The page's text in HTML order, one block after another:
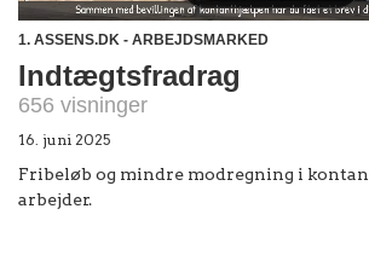
1. ASSENS.DK - ARBEJDSMARKED
Indtægtsfradrag
656 visninger
16. juni 2025
Fribeløb og mindre modregning i
arbejder.